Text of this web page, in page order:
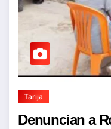
Tarija
Denuncian a